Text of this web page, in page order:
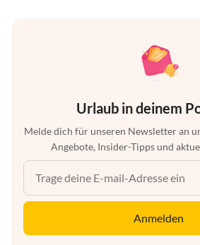
Urlaub in deinem
Melde dich für unseren Newsletter an
Angebote, Insider-Tipps und
Anmelden